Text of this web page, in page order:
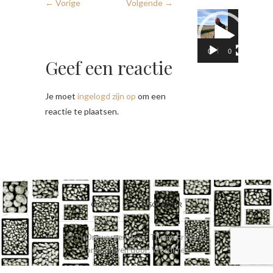
← Vorige Volgende →
Geef een reactie
Je moet ingelogd zijn op om een
reactie te plaatsen.
Videospeler
00:00 02:05
© 2017 DISCLAIMER
© J| Ontworpen door:Theme Freesia|
Aangedreven door:WordPress